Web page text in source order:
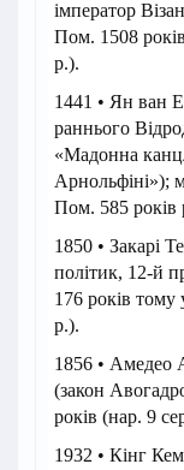
імператор
Пом. 1508
р.).
1441 • Ян ван
раннього
«Мадонна
Арнольфіні»);
Пом. 585 років
1850 • Закарі
політик, 12-й
176 років тому
р.).
1856 • Амедео
(закон
років (нар. 9
1932 • Кінг